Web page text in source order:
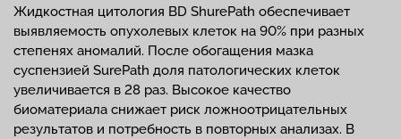
Жидкостная цитология BD ShurePath обеспечивает
выявляемость опухолевых клеток на 90% при разных
степенях аномалий. После обогащения мазка
суспензией SurePath доля патологических клеток
увеличивается в 28 раз. Высокое качество
биоматериала снижает риск ложноотрицательных
результатов и потребность в повторных анализах. В